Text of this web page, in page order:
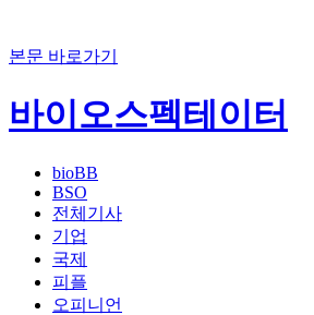
본문 바로가기
바이오스펙테이터
bioBB
BSO
전체기사
기업
국제
피플
오피니언